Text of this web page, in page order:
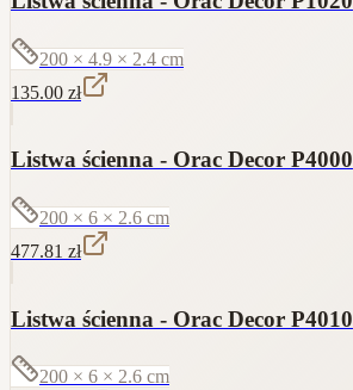
200 × 4.9 × 2.4 cm
135.00 zł
Listwa ścienna - Orac Decor P4000
200 × 6 × 2.6 cm
477.81 zł
Listwa ścienna - Orac Decor P4010
200 × 6 × 2.6 cm